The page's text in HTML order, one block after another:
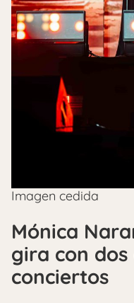
Imagen cedida
Mónica
gira con
conciertos